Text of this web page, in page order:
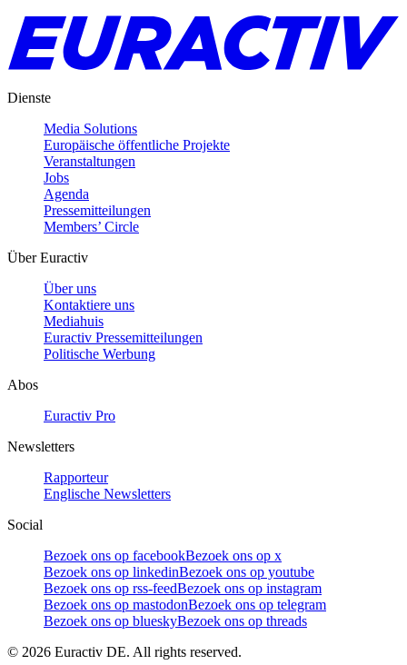
Dienste
Media Solutions
Europäische öffentliche Projekte
Veranstaltungen
Jobs
Agenda
Pressemitteilungen
Members’ Circle
Über Euractiv
Über uns
Kontaktiere uns
Mediahuis
Euractiv Pressemitteilungen
Politische Werbung
Abos
Euractiv Pro
Newsletters
Rapporteur
Englische Newsletters
Social
Bezoek ons op facebookBezoek ons op x
Bezoek ons op linkedinBezoek ons op youtube
Bezoek ons op rss-feedBezoek ons op instagram
Bezoek ons op mastodonBezoek ons op telegram
Bezoek ons op blueskyBezoek ons op threads
© 2026 Euractiv DE. All rights reserved.